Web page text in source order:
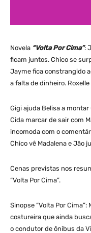
Novela “Volta Por Cima”:
ficam juntos. Chico se
Jayme fica constrangido
a falta de dinheiro.
Gigi ajuda Belisa a
Cida marcar de sair com
incomoda com o
Chico vê Madalena e Jão
Cenas previstas nos
“Volta Por Cima”.
Sinopse “Volta Por
costureira que ainda
o condutor de ônibus da